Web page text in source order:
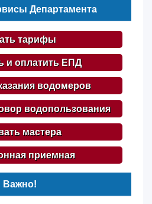
Департамента
тарифы
и оплатить ЕПД
водомеров
водопользования
мастера
приемная
Важно!